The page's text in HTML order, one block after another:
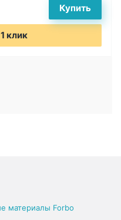
клик
материалы Forbo